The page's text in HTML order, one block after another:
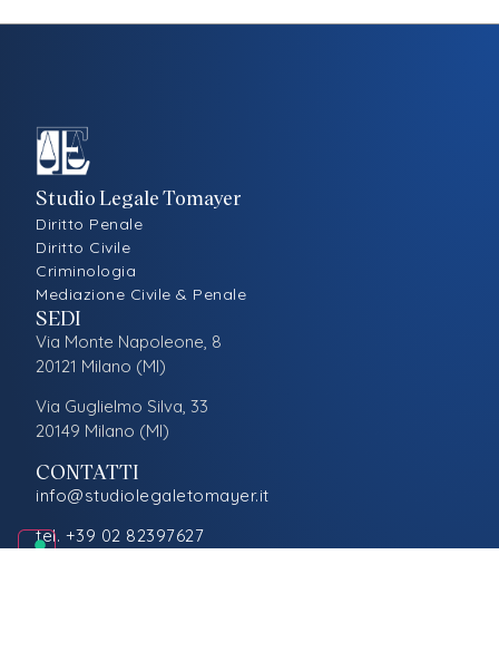
Studio Legale Tomayer
Diritto Penale
Diritto Civile
Criminologia
Mediazione Civile & Penale
SEDI
Via Monte Napoleone, 8
20121 Milano (MI)
Via Guglielmo Silva, 33
20149 Milano (MI)
CONTATTI
info@studiolegaletomayer.it
tel. +39 02 82397627